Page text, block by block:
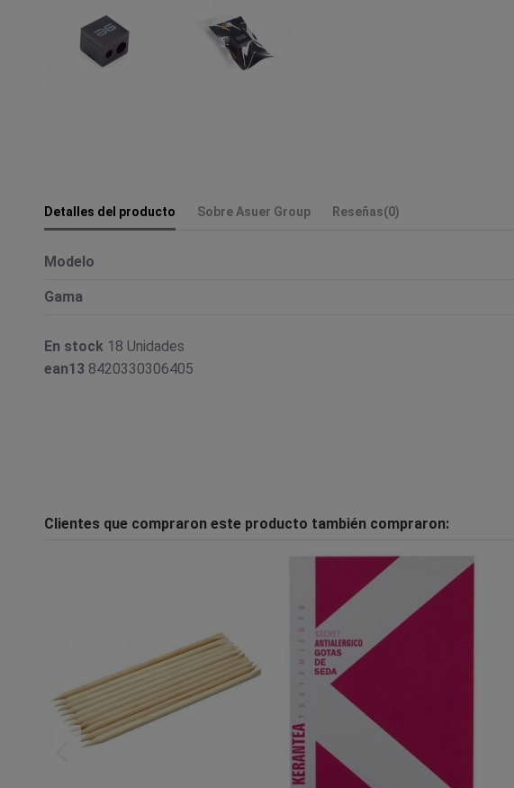
Detalles del producto Sobre Asuer Group Reseñas(0)
Modelo
Gama
En stock 18 Unidades
ean13 8420330306405
Clientes que compraron este producto también compraron: